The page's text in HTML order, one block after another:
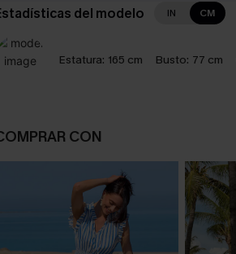
del modelo IN CM
Estatura: 165 cm Busto: 77 cm
CON